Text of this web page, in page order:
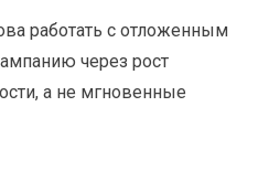
работать с отложенным
через рост
а не мгновенные